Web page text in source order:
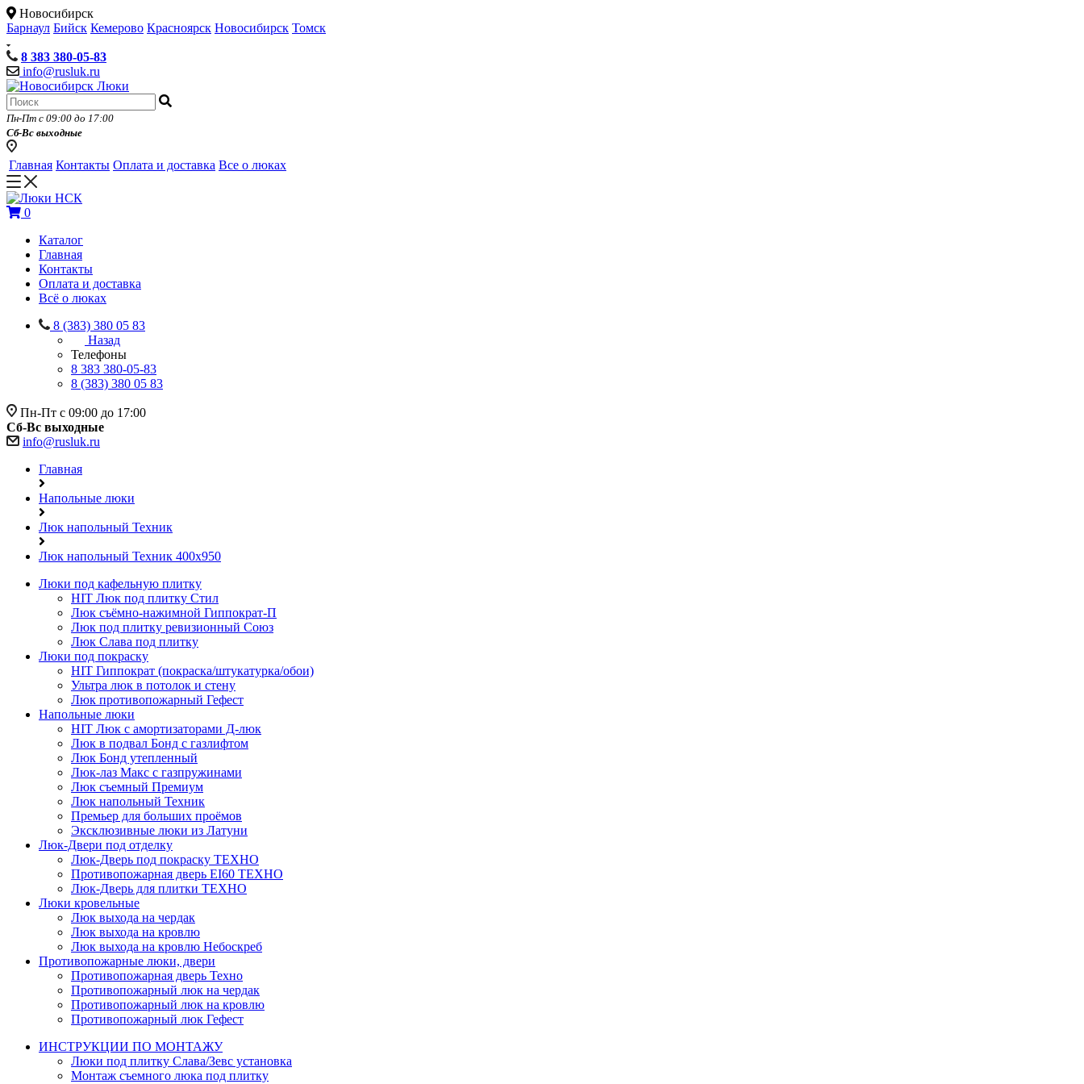
Новосибирск
Барнаул Бийск Кемерово Красноярск Новосибирск Томск
8 383 380-05-83
info@rusluk.ru
Пн-Пт с 09:00 до 17:00
Сб-Вс выходные
Главная Контакты Оплата и доставка Все о люках
0
Каталог
Главная
Контакты
Оплата и доставка
Всё о люках
8 (383) 380 05 83
Назад
Телефоны
8 383 380-05-83
8 (383) 380 05 83
Пн-Пт с 09:00 до 17:00
Сб-Вс выходные
info@rusluk.ru
Главная
Напольные люки
Люк напольный Техник
Люк напольный Техник 400x950
Люки под кафельную плитку
HIT Люк под плитку Стил
Люк съёмно-нажимной Гиппократ-П
Люк под плитку ревизионный Союз
Люк Слава под плитку
Люки под покраску
HIT Гиппократ (покраска/штукатурка/обои)
Ультра люк в потолок и стену
Люк противопожарный Гефест
Напольные люки
HIT Люк с амортизаторами Д-люк
Люк в подвал Бонд c газлифтом
Люк Бонд утепленный
Люк-лаз Макс с газпружинами
Люк съемный Премиум
Люк напольный Техник
Премьер для больших проёмов
Эксклюзивные люки из Латуни
Люк-Двери под отделку
Люк-Дверь под покраску ТЕХНО
Противопожарная дверь EI60 ТЕХНО
Люк-Дверь для плитки ТЕХНО
Люки кровельные
Люк выхода на чердак
Люк выхода на кровлю
Люк выхода на кровлю Небоскреб
Противопожарные люки, двери
Противопожарная дверь Техно
Противопожарный люк на чердак
Противопожарный люк на кровлю
Противопожарный люк Гефест
ИНСТРУКЦИИ ПО МОНТАЖУ
Люки под плитку Слава/Зевс установка
Монтаж съемного люка под плитку